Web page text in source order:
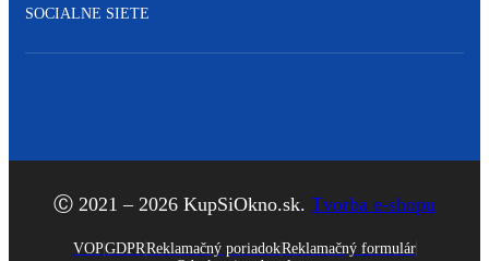
SOCIALNE SIETE
Ⓒ 2021 – 2026 KupSiOkno.sk. Tvorba e-shopu
VOPGDPRReklamačný poriadokReklamačný formulár